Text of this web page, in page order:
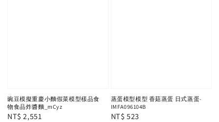
豌豆模擬重慶小麵假菜模型樣品食
物食品炸醬麵_mCyz
Regular
NT$ 2,551
蒸蛋模型模型 香菇蒸蛋 日式蒸蛋-
IMFA096104B
Regular
NT$ 523